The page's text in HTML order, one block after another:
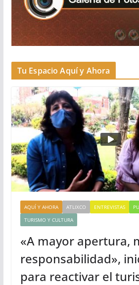
Tu Espacio Aquí y Ahora
AQUÍ Y AHORA ATLIXCO ENTREVISTAS
TURISMO Y CULTURA
«A mayor apertura,
responsabilidad»,
para reactivar el